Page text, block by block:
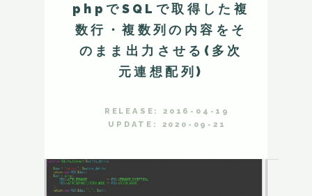
phpでSQLで取得した複
数行・複数列の内容をそ
のまま出力させる(多次
元連想配列)
RELEASE: 2016-04-19
UPDATE: 2020-09-21